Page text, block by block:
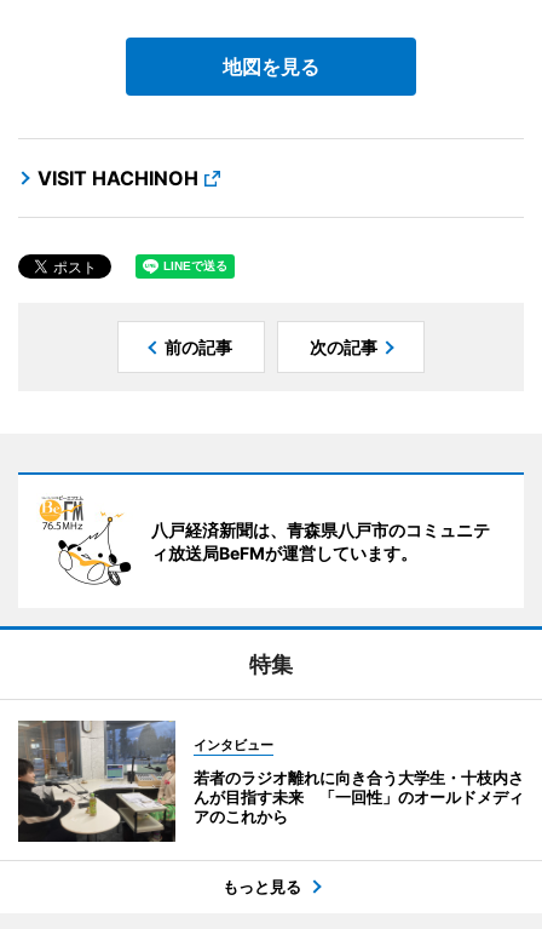
地図を見る
VISIT HACHINOH
前の記事 次の記事
八戸経済新聞は、青森県八戸市のコミュニテ
ィ放送局BeFMが運営しています。
特集
インタビュー
若者のラジオ離れに向き合う大学生・十枝内さ
んが目指す未来 「一回性」のオールドメディ
アのこれから
もっと見る